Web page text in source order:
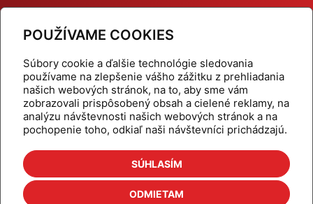
POUŽÍVAME COOKIES
Súbory cookie a ďalšie technológie sledovania
používame na zlepšenie vášho zážitku z prehliadania
našich webových stránok, na to, aby sme vám
zobrazovali prispôsobený obsah a cielené reklamy, na
analýzu návštevnosti našich webových stránok a na
pochopenie toho, odkiaľ naši návštevníci prichádzajú.
SÚHLASÍM
ODMIETAM
Dynamické termostatické ventily
Domov
Produkty
Aktuality
Odber šikovné tipy
Kalkulačky
Cenníky
Na stiahnutie
Referencie
Kontakt